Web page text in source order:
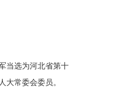
当选为河北省第十
大常委会委员。